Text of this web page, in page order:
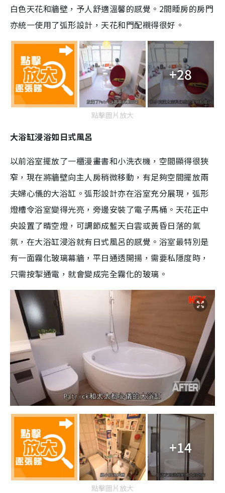
白色天花和牆壁，予人舒適溫馨的感覺。2間睡房的房門
亦統一使用了弧形設計，天花和門配襯得很好。
+28
點擊圖片放大
大浴缸浸浴如日式風呂
以前浴室擺放了一櫃漫畫書和小洗衣機，空間顯得很狹
窄，現在將牆壁向主人房稍微移動，有足夠空間擺放兩
夫婦心儀的大浴缸。弧形設計亦在浴室充分展現，弧形
燈槽令浴室變得光亮，旁邊安裝了電子馬桶。天花正中
央設置了晴空燈，可調節成藍天白雲或黃昏日落的氣
氛，在大浴缸浸浴就有日式風呂的感覺。浴室最特別是
有一面霧化玻璃幕牆，平日通透開揚，需要私隱度時，
只需按掣通電，就會變成完全霧化的玻璃。
+14
點擊圖片放大